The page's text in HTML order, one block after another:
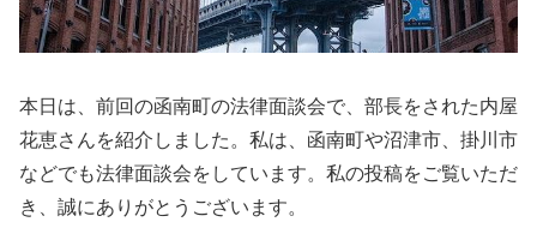
本日は、前回の函南町の法律面談会で、部長をされた内屋
花恵さんを紹介しました。私は、函南町や沼津市、掛川市
などでも法律面談会をしています。私の投稿をご覧いただ
き、誠にありがとうございます。